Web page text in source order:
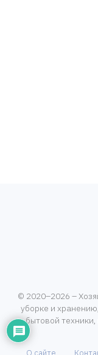
© 2020–2026 –
уборке и
бытовой
О сайте